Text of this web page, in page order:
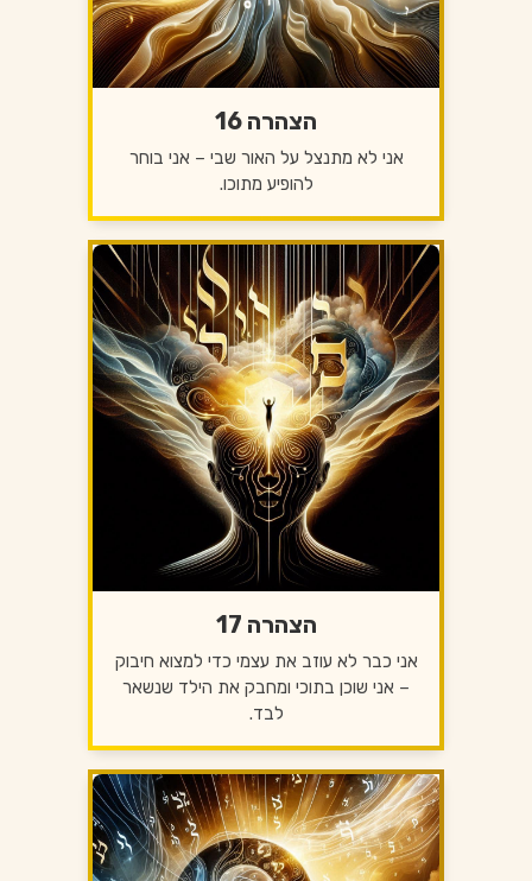
הצהרה 16
אני לא מתנצל על האור שבי – אני בוחר
להופיע מתוכו.
הצהרה 17
אני כבר לא עוזב את עצמי כדי למצוא חיבוק
– אני שוכן בתוכי ומחבק את הילד שנשאר
לבד.